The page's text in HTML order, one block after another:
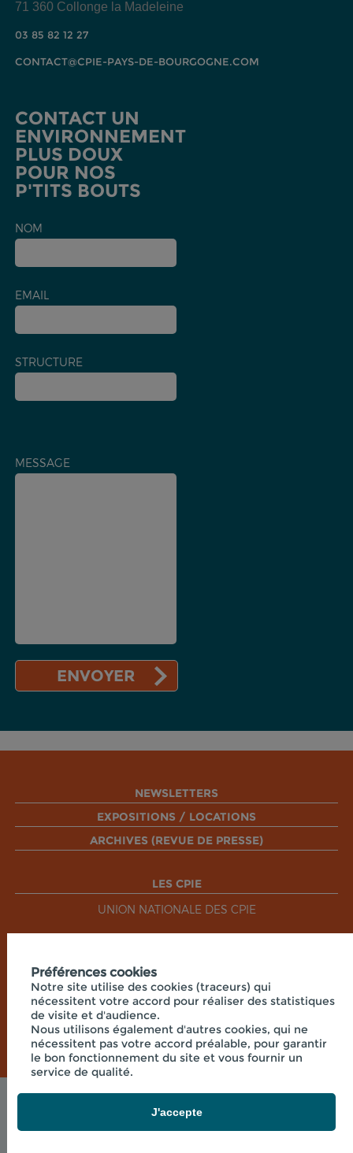
71 360 Collonge la Madeleine
03 85 82 12 27
CONTACT@CPIE-PAYS-DE-BOURGOGNE.COM
CONTACT UN
ENVIRONNEMENT
PLUS DOUX
POUR NOS
P'TITS BOUTS
NOM
EMAIL
STRUCTURE
MESSAGE
NEWSLETTERS
EXPOSITIONS / LOCATIONS
ARCHIVES (REVUE DE PRESSE)
LES CPIE
UNION NATIONALE DES CPIE
RÉSEAUX SOCIAUX
Mentions légales
© 2026 - CPIE PAYS DE BOURGOGNE - PRÉ OUCHE
Préférences cookies
Notre site utilise des cookies (traceurs) qui
nécessitent votre accord pour réaliser des statistiques
de visite et d'audience.
Nous utilisons également d'autres cookies, qui ne
nécessitent pas votre accord préalable, pour garantir
le bon fonctionnement du site et vous fournir un
service de qualité.
J'accepte